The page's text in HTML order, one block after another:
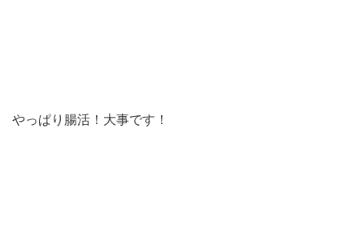
やっぱり腸活！大事です！